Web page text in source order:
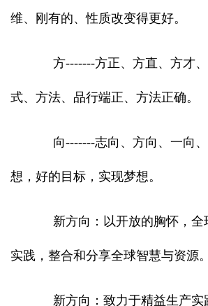
维、刚有的、性质改变得更好。
方-------方正、方直、方才
式、方法、品行端正、方法正确。
向-------志向、方向、一向
想，好的目标，实现梦想。
新方向：以开放的胸怀，
实践，整合和分享全球智慧与资源。
新方向：致力于精益生产实